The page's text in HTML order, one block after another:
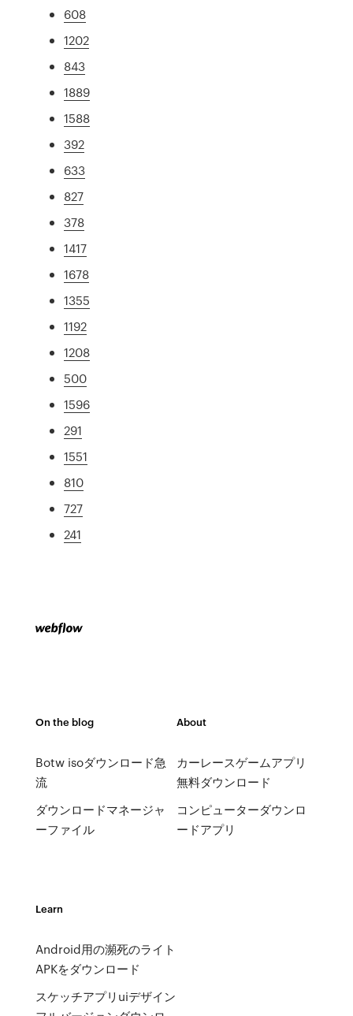
608
1202
843
1889
1588
392
633
827
378
1417
1678
1355
1192
1208
500
1596
291
1551
810
727
241
On the blog
Botw isoダウンロード急
流
ダウンロードマネージャ
ーファイル
About
カーレースゲームアプリ
無料ダウンロード
コンピューターダウンロ
ードアプリ
Learn
Android用の瀕死のライト
APKをダウンロード
スケッチアプリuiデザイン